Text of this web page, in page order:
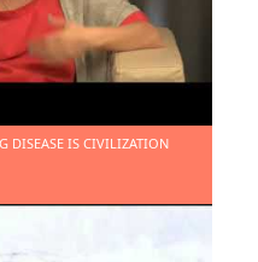
СИСТЕМА
DISEASE IS CIVILIZATION